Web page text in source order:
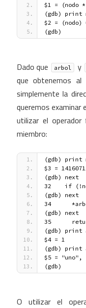
$1 = (nodo
(gdb) print
$2 = (nodo)
(gdb)
Dado que arbol y
que obtenemos al
simplemente la
queremos examinar
utilizar el operador
miembro:
(gdb) print
$3 =
(gdb) next
32    if
(gdb) next
34
(gdb) next
35
(gdb) print
$4 = 1
(gdb) print
$5 =
(gdb)
O utilizar el